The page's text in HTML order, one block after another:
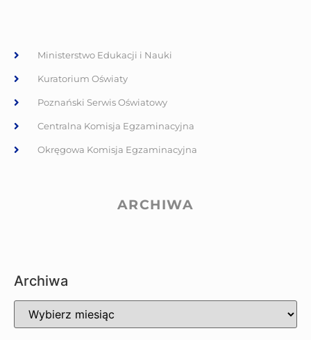
Ministerstwo Edukacji i Nauki
Kuratorium Oświaty
Poznański Serwis Oświatowy
Centralna Komisja Egzaminacyjna
Okręgowa Komisja Egzaminacyjna
ARCHIWA
Archiwa